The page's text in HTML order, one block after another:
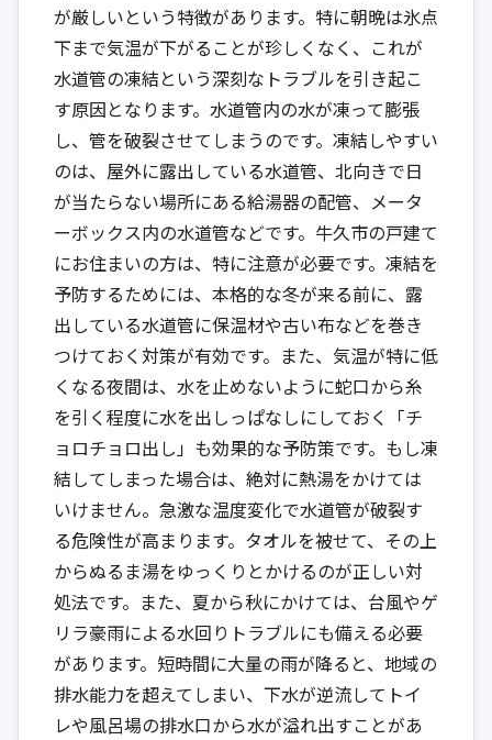
が厳しいという特徴があります。特に朝晩は氷点
下まで気温が下がることが珍しくなく、これが
水道管の凍結という深刻なトラブルを引き起こ
す原因となります。水道管内の水が凍って膨張
し、管を破裂させてしまうのです。凍結しやすい
のは、屋外に露出している水道管、北向きで日
が当たらない場所にある給湯器の配管、メータ
ーボックス内の水道管などです。牛久市の戸建て
にお住まいの方は、特に注意が必要です。凍結を
予防するためには、本格的な冬が来る前に、露
出している水道管に保温材や古い布などを巻き
つけておく対策が有効です。また、気温が特に低
くなる夜間は、水を止めないように蛇口から糸
を引く程度に水を出しっぱなしにしておく「チ
ョロチョロ出し」も効果的な予防策です。もし凍
結してしまった場合は、絶対に熱湯をかけては
いけません。急激な温度変化で水道管が破裂す
る危険性が高まります。タオルを被せて、その上
からぬるま湯をゆっくりとかけるのが正しい対
処法です。また、夏から秋にかけては、台風やゲ
リラ豪雨による水回りトラブルにも備える必要
があります。短時間に大量の雨が降ると、地域の
排水能力を超えてしまい、下水が逆流してトイ
レや風呂場の排水口から水が溢れ出すことがあ